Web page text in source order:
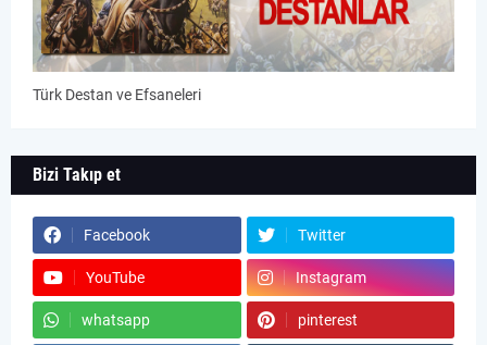
Türk Destan ve Efsaneleri
Bizi Takıp et
Facebook Twitter
YouTube Instagram
whatsapp pinterest